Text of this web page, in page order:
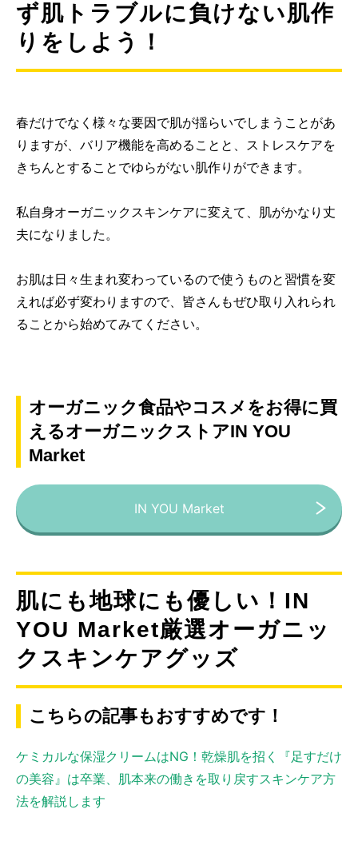
ず肌トラブルに負けない肌作
りをしよう！
春だけでなく様々な要因で肌が揺らいでしまうことがあ
りますが、バリア機能を高めることと、ストレスケアを
きちんとすることでゆらがない肌作りができます。
私自身オーガニックスキンケアに変えて、肌がかなり丈
夫になりました。
お肌は日々生まれ変わっているので使うものと習慣を変
えれば必ず変わりますので、皆さんもぜひ取り入れられ
ることから始めてみてください。
オーガニック食品やコスメをお得に買
えるオーガニックストアIN YOU
Market
IN YOU Market
肌にも地球にも優しい！IN
YOU Market厳選オーガニッ
クスキンケアグッズ
こちらの記事もおすすめです！
ケミカルな保湿クリームはNG！乾燥肌を招く『足すだけ
の美容』は卒業、肌本来の働きを取り戻すスキンケア方
法を解説します